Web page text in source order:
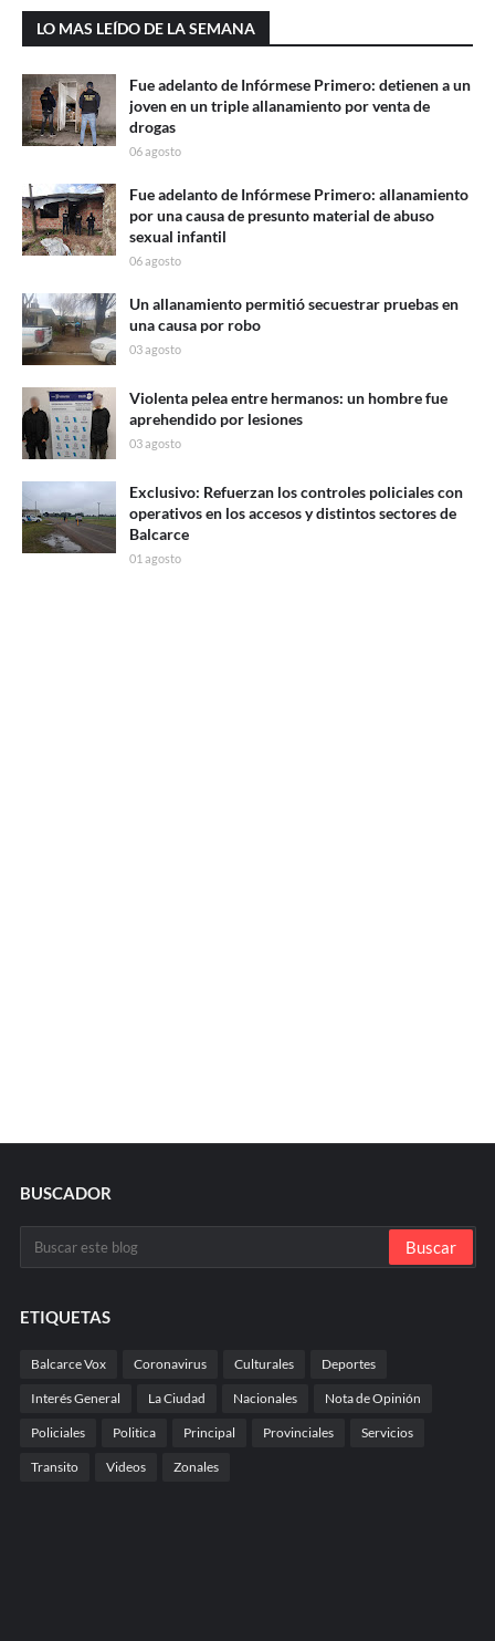
LO MAS LEÍDO DE LA SEMANA
Fue adelanto de Infórmese Primero: detienen a un
joven en un triple allanamiento por venta de
drogas
06 agosto
Fue adelanto de Infórmese Primero: allanamiento
por una causa de presunto material de abuso
sexual infantil
06 agosto
Un allanamiento permitió secuestrar pruebas en
una causa por robo
03 agosto
Violenta pelea entre hermanos: un hombre fue
aprehendido por lesiones
03 agosto
Exclusivo: Refuerzan los controles policiales con
operativos en los accesos y distintos sectores de
Balcarce
01 agosto
BUSCADOR
ETIQUETAS
Balcarce Vox Coronavirus Culturales Deportes
Interés General La Ciudad Nacionales Nota de Opinión
Policiales Politica Principal Provinciales Servicios
Transito Videos Zonales